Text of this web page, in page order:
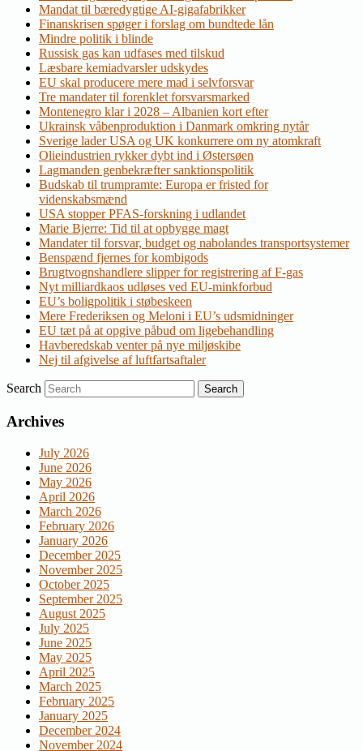
Mandat til bæredygtige AI-gigafabrikker
Finanskrisen spøger i forslag om bundtede lån
Mindre politik i blinde
Russisk gas kan udfases med tilskud
Læsbare kemiadvarsler udskydes
EU skal producere mere mad i selvforsvar
Tre mandater til forenklet forsvarsmarked
Montenegro klar i 2028 – Albanien kort efter
Ukrainsk våbenproduktion i Danmark omkring nytår
Sverige lader USA og UK konkurrere om ny atomkraft
Olieindustrien rykker dybt ind i Østersøen
Lagmanden genbekræfter sanktionspolitik
Budskab til trumpramte: Europa er fristed for
videnskabsmænd
USA stopper PFAS-forskning i udlandet
Marie Bjerre: Tid til at opbygge magt
Mandater til forsvar, budget og nabolandes transportsystemer
Benspænd fjernes for kombigods
Brugtvognshandlere slipper for registrering af F-gas
Nyt milliardkaos udløses ved EU-minkforbud
EU’s boligpolitik i støbeskeen
Mere Frederiksen og Meloni i EU’s udsmidninger
EU tæt på at opgive påbud om ligebehandling
Havberedskab venter på nye miljøskibe
Nej til afgivelse af luftfartsaftaler
Search
Archives
July 2026
June 2026
May 2026
April 2026
March 2026
February 2026
January 2026
December 2025
November 2025
October 2025
September 2025
August 2025
July 2025
June 2025
May 2025
April 2025
March 2025
February 2025
January 2025
December 2024
November 2024